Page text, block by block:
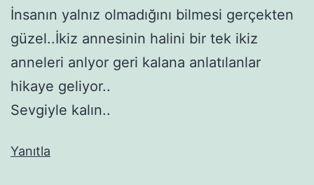
İnsanın yalnız olmadığını bilmesi gerçekten
güzel..İkiz annesinin halini bir tek ikiz
anneleri anlyor geri kalana anlatılanlar
hikaye geliyor..
Sevgiyle kalın..
Yanıtla